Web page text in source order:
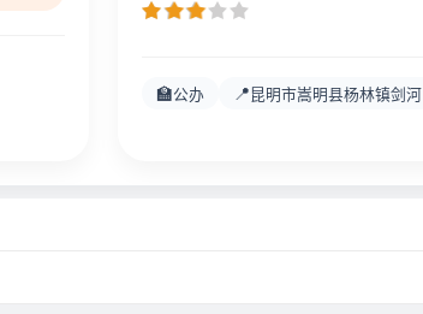
🏫公办 📍昆明市嵩明县杨林镇剑河